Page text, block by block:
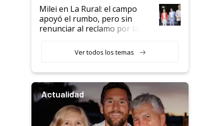
Milei en La Rural: el campo
apoyó el rumbo, pero sin
renunciar al reclamo por las
Ver todos los temas
Actualidad